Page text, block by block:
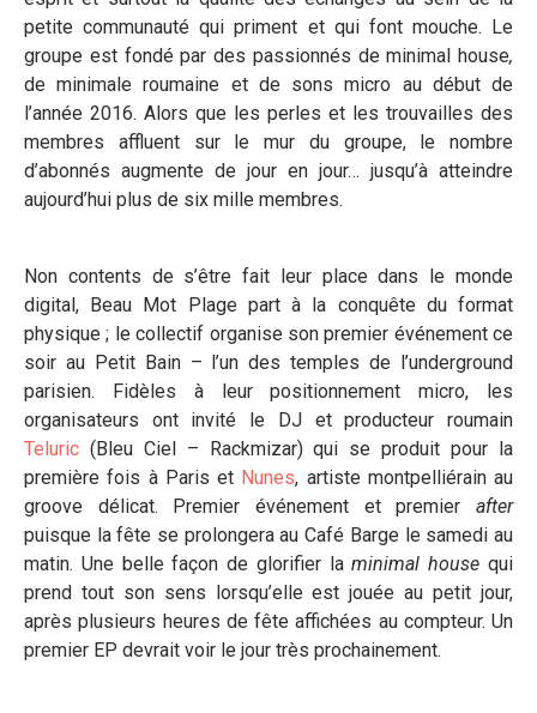
petite communauté qui priment et qui font mouche. Le
groupe est fondé par des passionnés de minimal house,
de minimale roumaine et de sons micro au début de
l’année 2016. Alors que les perles et les trouvailles des
membres affluent sur le mur du groupe, le nombre
d’abonnés augmente de jour en jour… jusqu’à atteindre
aujourd’hui plus de six mille membres.
Non contents de s’être fait leur place dans le monde
digital, Beau Mot Plage part à la conquête du format
physique ; le collectif organise son premier événement ce
soir au Petit Bain – l’un des temples de l’underground
parisien. Fidèles à leur positionnement micro, les
organisateurs ont invité le DJ et producteur roumain
Teluric (Bleu Ciel – Rackmizar) qui se produit pour la
première fois à Paris et Nunes, artiste montpelliérain au
groove délicat. Premier événement et premier after
puisque la fête se prolongera au Café Barge le samedi au
matin. Une belle façon de glorifier laminimal house qui
prend tout son sens lorsqu’elle est jouée au petit jour,
après plusieurs heures de fête affichées au compteur. Un
premier EP devrait voir le jour très prochainement.